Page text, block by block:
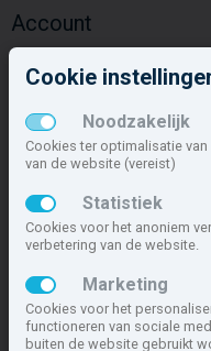
Account
Inschrijven
Overige
Contact
Zakelijk
Deze site maakt deel uit van
meer dan 85.466
complete nieuwbouwsite
Cookie
Noodzakelijk
Cookies ter optimalisatie
van de website (vereist)
Statistiek
Cookies voor het anoniem
verbetering van de website.
Marketing
Cookies voor het
functioneren van sociale
buiten de website gebruikt